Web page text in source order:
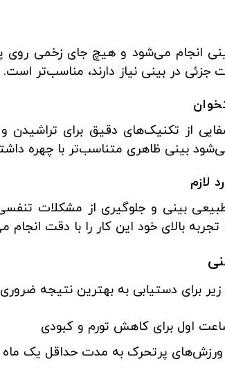
انجام می‌شود و هیچ جای زخمی روی
جزئی در بینی نیاز دارند، مناسب‌تر است.
از تکنیک‌های دقیق برای
بینی ظاهری متناسب‌تر با چهره
بینی و جلوگیری از مشکلات
بالای خود این کار را با دقت انجام
برای دستیابی به بهترین نتیجه
ورزش‌های پرتحرک به مدت حداقل یک ماه